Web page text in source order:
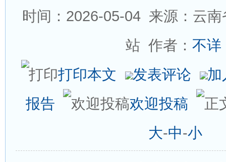
时间：2026-05-04 来源：云
站 作者： 不详
打印本文
发表评论
加
报告
欢迎投稿
大-中-小